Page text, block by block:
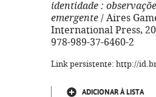
identidade :
emergente / Aires
International Press,
978-989-37-6460-2
Link persistente: http://
ADICIONAR À LISTA